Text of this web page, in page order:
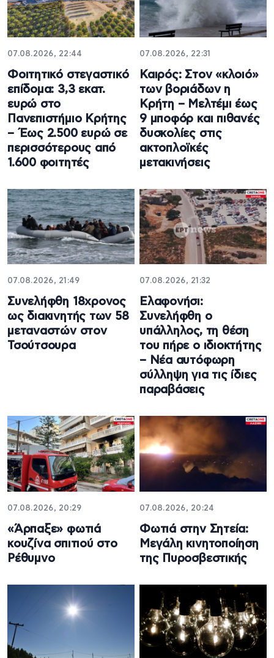
07.08.2026, 22:44
Φοιτητικό στεγαστικό
επίδομα: 3,3 εκατ.
ευρώ στο
Πανεπιστήμιο Κρήτης
– Έως 2.500 ευρώ σε
περισσότερους από
1.600 φοιτητές
07.08.2026, 22:31
Καιρός: Στον «κλοιό»
των βοριάδων η
Κρήτη – Μελτέμι έως
9 μποφόρ και πιθανές
δυσκολίες στις
ακτοπλοϊκές
μετακινήσεις
07.08.2026, 21:49
Συνελήφθη 18χρονος
ως διακινητής των 58
μεταναστών στον
Τσούτσουρα
07.08.2026, 21:32
Ελαφονήσι:
Συνελήφθη ο
υπάλληλος, τη θέση
του πήρε ο ιδιοκτήτης
– Νέα αυτόφωρη
σύλληψη για τις ίδιες
παραβάσεις
07.08.2026, 20:29
«Άρπαξε» φωτιά
κουζίνα σπιτιού στο
Ρέθυμνο
07.08.2026, 20:24
Φωτιά στην Σητεία:
Μεγάλη κινητοποίηση
της Πυροσβεστικής